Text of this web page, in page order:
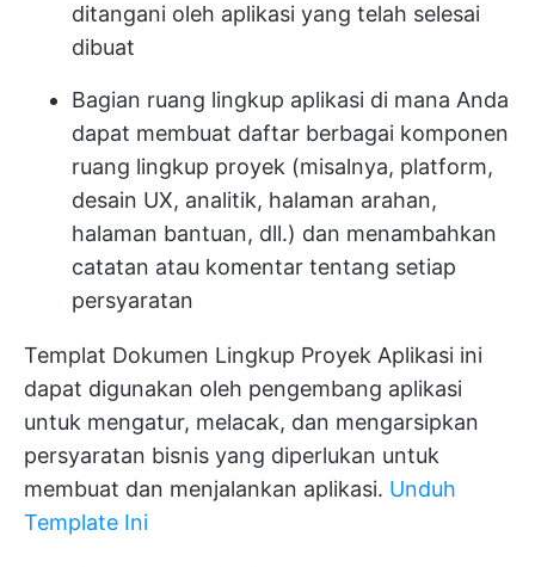
ditangani oleh aplikasi yang telah selesai
dibuat
Bagian ruang lingkup aplikasi di mana Anda
dapat membuat daftar berbagai komponen
ruang lingkup proyek (misalnya, platform,
desain UX, analitik, halaman arahan,
halaman bantuan, dll.) dan menambahkan
catatan atau komentar tentang setiap
persyaratan
Templat Dokumen Lingkup Proyek Aplikasi ini
dapat digunakan oleh pengembang aplikasi
untuk mengatur, melacak, dan mengarsipkan
persyaratan bisnis yang diperlukan untuk
membuat dan menjalankan aplikasi. Unduh
Template Ini